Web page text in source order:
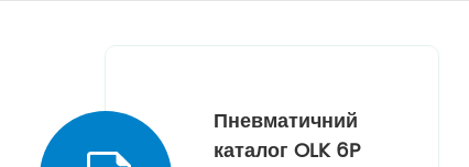
Пневматичний
каталог OLK 6P